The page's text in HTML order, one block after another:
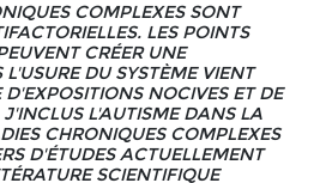
COMPLEXES SONT
LES POINTS
CRÉER UNE
DU SYSTÈME VIENT
NOCIVES ET DE
J'INCLUS L'AUTISME DANS LA
CHRONIQUES COMPLEXES
D'ÉTUDES ACTUELLEMENT
SCIENTIFIQUE